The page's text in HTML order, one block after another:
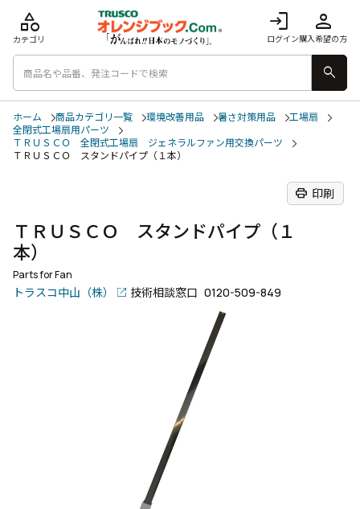
login
ログイン
person
購入希望の方
category
カテゴリ
search
ホーム 商品カテゴリ一覧 環境改善用品 暑さ対策用品
工場扇
全閉式工場扇用パーツ
ＴＲＵＳＣＯ 全閉式工場扇 ジェネラルファン用交換パーツ
ＴＲＵＳＣＯ スタンドパイプ（１本）
print 印刷
ＴＲＵＳＣＯ スタンドパイプ（１
本）
Parts for Fan
トラスコ中山（株） 技術相談窓口 0120-509-849